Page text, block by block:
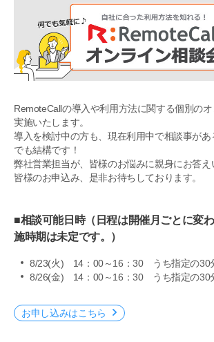
RemoteCallの導入や利用方法に関する個別の
実施いたします。
導入を検討中の方も、現在利用中で相談事が
でも結構です！
弊社営業担当が、皆様のお悩みに親身にお答え
皆様のお申込み、是非お待ちしております。
■相談可能日時（日程は開催月ごとに変
施時期は未定です。）
8/23(火) 14：00～16：30 うち指定の30
8/26(金) 14：00～16：30 うち指定の30
お申し込みはこちら